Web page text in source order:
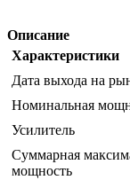
Описание
Характеристики
Дата выхода на
Номинальная
Усилитель
Суммарная
мощность